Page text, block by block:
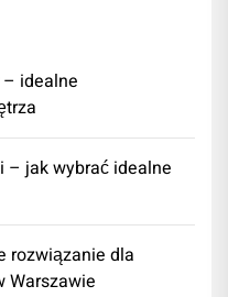
idealne
– jak wybrać idealne
rozwiązanie dla
Warszawie